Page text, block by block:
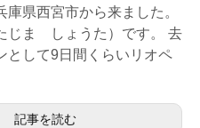
庫県西宮市から来ました。
じま しょうた）です。 去
として9日間くらいリオペ
記事を読む